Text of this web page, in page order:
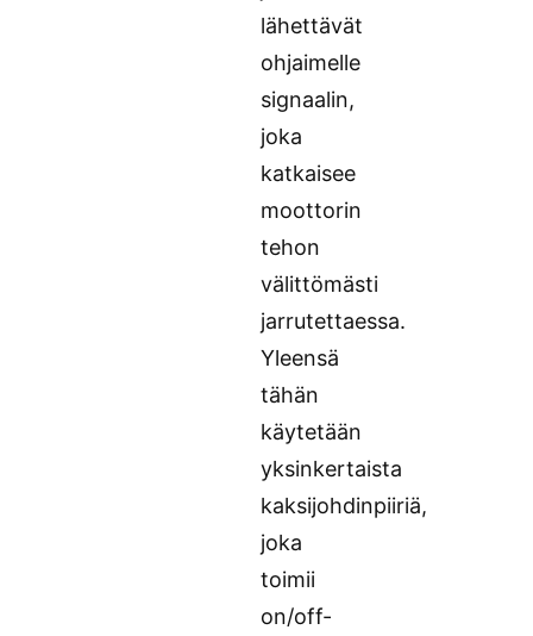
lähettävät
ohjaimelle
signaalin,
joka
katkaisee
moottorin
tehon
välittömästi
jarrutettaessa.
Yleensä
tähän
käytetään
yksinkertaista
kaksijohdinpiiriä,
joka
toimii
on/off-